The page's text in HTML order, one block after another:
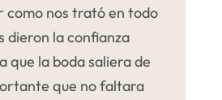
como nos trató en todo
dieron la confianza
que la boda saliera de
que no faltara